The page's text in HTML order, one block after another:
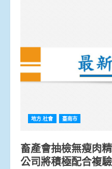
地方.社會 臺南市
畜產會抽檢無瘦肉
公司將積極配合複